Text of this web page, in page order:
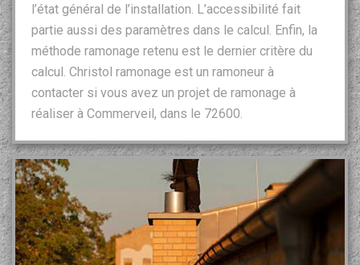
l’état général de l’installation. L’accessibilité fait
partie aussi des paramètres dans le calcul. Enfin, la
méthode ramonage retenu est le dernier critère du
calcul. Christol ramonage est un ramoneur à
contacter si vous avez un projet de ramonage à
réaliser à Commerveil, dans le 72600.